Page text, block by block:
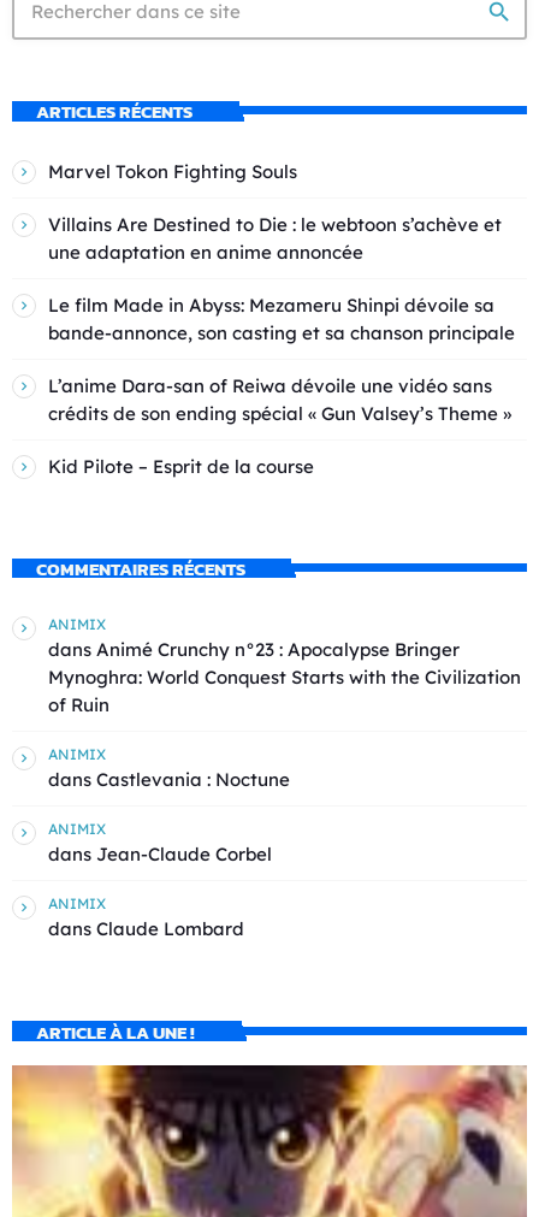
search
ARTICLES RÉCENTS
Marvel Tokon Fighting Souls
Villains Are Destined to Die : le webtoon s’achève et
une adaptation en anime annoncée
Le film Made in Abyss: Mezameru Shinpi dévoile sa
bande-annonce, son casting et sa chanson principale
L’anime Dara-san of Reiwa dévoile une vidéo sans
crédits de son ending spécial « Gun Valsey’s Theme »
Kid Pilote – Esprit de la course
COMMENTAIRES RÉCENTS
ANIMIX
dans Animé Crunchy n°23 : Apocalypse Bringer
Mynoghra: World Conquest Starts with the Civilization
of Ruin
ANIMIX
dans Castlevania : Noctune
ANIMIX
dans Jean-Claude Corbel
ANIMIX
dans Claude Lombard
ARTICLE À LA UNE !